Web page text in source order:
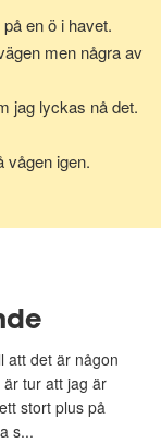
en ö i havet.
men några av
jag lyckas nå det.
vågen igen.
att det är någon
tur att jag är
stort plus på
s...